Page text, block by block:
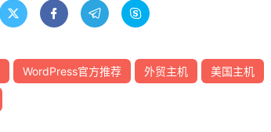
   
WordPress官方推荐 外贸主机 美国主机